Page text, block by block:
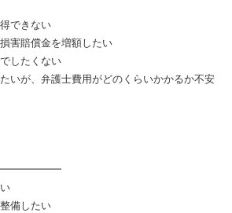
できない
害賠償金を増額したい
したくない
いが、弁護士費用がどのくらいかかるか不安
備したい